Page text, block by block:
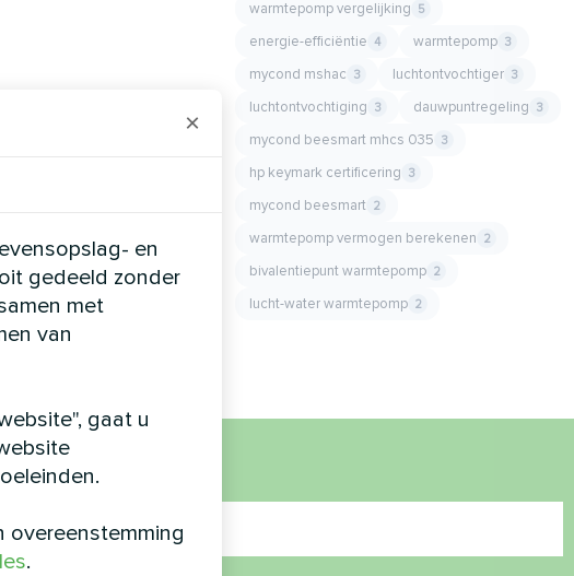
warmtepomp vergelijking 5
energie-efficiëntie 4 warmtepomp 3
mycond mshac 3 luchtontvochtiger 3
luchtontvochtiging 3 dauwpuntregeling 3
mycond beesmart mhcs 035 3
hp keymark certificering 3
mycond beesmart 2
warmtepomp vermogen berekenen 2
bivalentiepunt warmtepomp 2
lucht-water warmtepomp 2
×
en
gedeeld zonder
met
van
gaat u
overeenstemming
.